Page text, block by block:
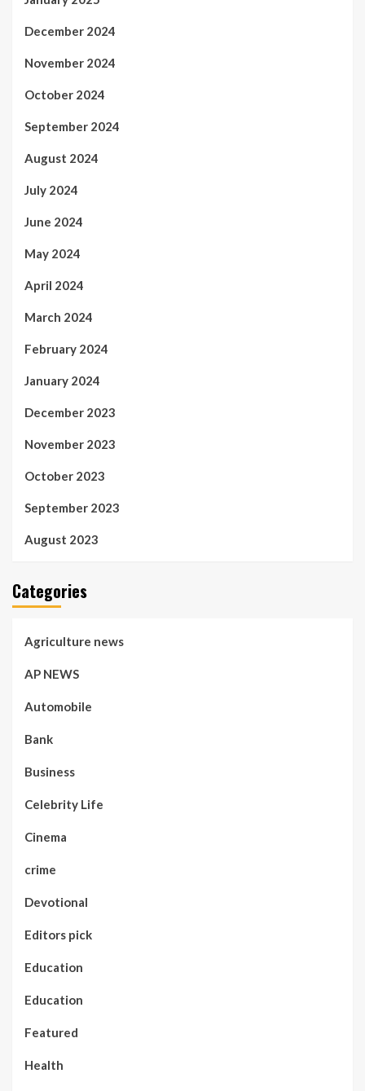
December 2024
November 2024
October 2024
September 2024
August 2024
July 2024
June 2024
May 2024
April 2024
March 2024
February 2024
January 2024
December 2023
November 2023
October 2023
September 2023
August 2023
Categories
Agriculture news
AP NEWS
Automobile
Bank
Business
Celebrity Life
Cinema
crime
Devotional
Editors pick
Education
Education
Featured
Health